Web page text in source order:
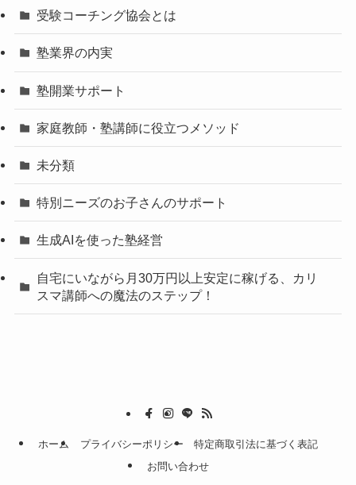
受験コーチング協会とは
塾業界の内実
塾開業サポート
家庭教師・塾講師に役立つメソッド
未分類
特別ニーズのお子さんのサポート
生成AIを使った塾経営
自宅にいながら月30万円以上安定に稼げる、カリ
スマ講師への魔法のステップ！
ホーム プライバシーポリシー
特定商取引法に基づく表記
お問い合わせ